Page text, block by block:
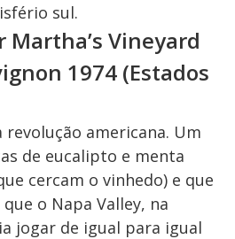
sul.
Martha’s Vineyard
1974 (Estados
americana. Um
de eucalipto e menta
cercam o vinhedo) e que
o Napa Valley, na
jogar de igual para igual